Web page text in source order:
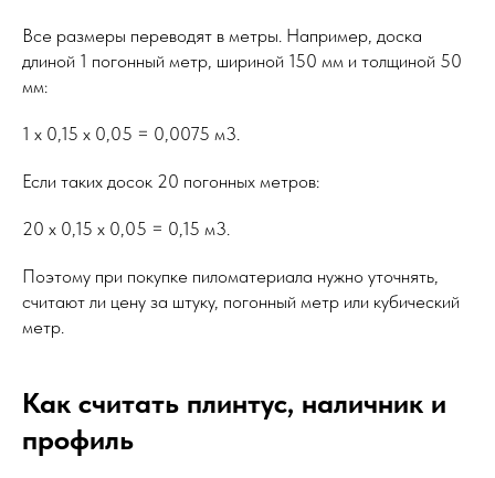
Все размеры переводят в метры. Например, доска
длиной 1 погонный метр, шириной 150 мм и толщиной 50
мм:
1 x 0,15 x 0,05 = 0,0075 м3.
Если таких досок 20 погонных метров:
20 x 0,15 x 0,05 = 0,15 м3.
Поэтому при покупке пиломатериала нужно уточнять,
считают ли цену за штуку, погонный метр или кубический
метр.
Как считать плинтус, наличник и
профиль